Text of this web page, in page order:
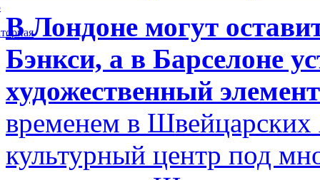
В Лондоне могут
Бэнкси, а в Барселоне
художественный
временем в Швейцарских
культурный центр под